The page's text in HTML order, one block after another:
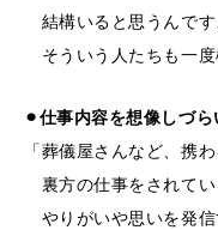
結構いると思うんです
そういう人たちも一度
⚫︎仕事内容を想像しづ
「葬儀屋さんなど、携
裏方の仕事をされてい
やりがいや思いを発